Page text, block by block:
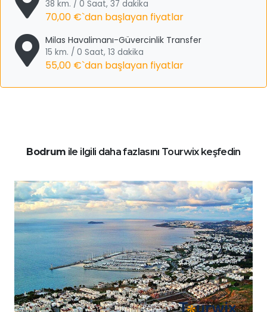
38 km. / 0 Saat, 37 dakika
70,00 €`dan başlayan fiyatlar
Milas Havalimanı-Güvercinlik Transfer
15 km. / 0 Saat, 13 dakika
55,00 €`dan başlayan fiyatlar
Bodrum ile ilgili daha fazlasını Tourwix keşfedin